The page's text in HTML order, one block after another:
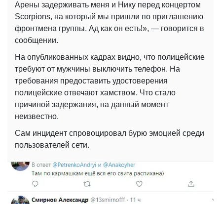
Арены задерживать меня и Нику перед концертом
Scorpions, на который мы пришли по приглашению
фронтмена группы. Ад как он есть!», — говорится в
сообщении.
На опубликованных кадрах видно, что полицейские
требуют от мужчины выключить телефон. На
требования предоставить удостоверения
полицейские отвечают хамством. Что стало
причиной задержания, на данный момент
неизвестно.
Сам инцидент спровоцировал бурю эмоцией среди
пользователей сети.